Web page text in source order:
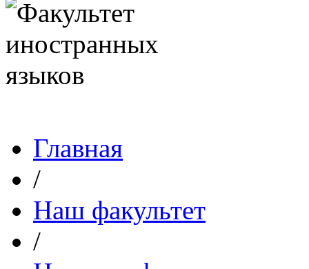
Главная
/
Наш факультет
/